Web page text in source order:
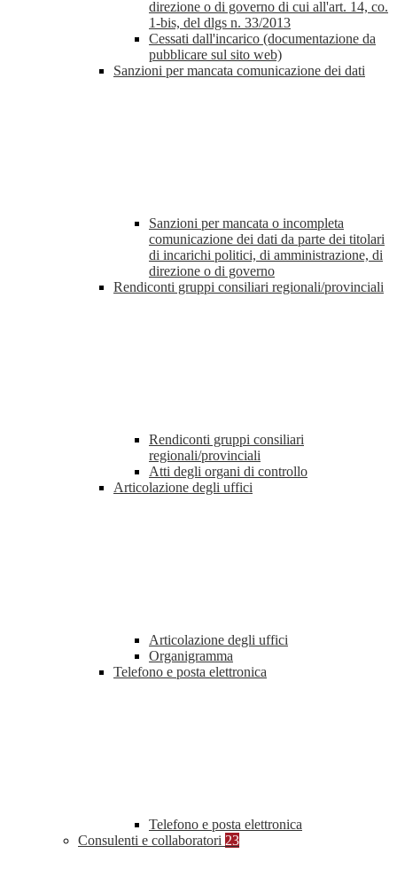
direzione o di governo di cui all'art. 14, co.
1-bis, del dlgs n. 33/2013
Cessati dall'incarico (documentazione da
pubblicare sul sito web)
Sanzioni per mancata comunicazione dei dati
Sanzioni per mancata o incompleta
comunicazione dei dati da parte dei titolari
di incarichi politici, di amministrazione, di
direzione o di governo
Rendiconti gruppi consiliari regionali/provinciali
Rendiconti gruppi consiliari
regionali/provinciali
Atti degli organi di controllo
Articolazione degli uffici
Articolazione degli uffici
Organigramma
Telefono e posta elettronica
Telefono e posta elettronica
Consulenti e collaboratori 23